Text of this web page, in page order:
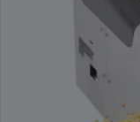
TROCKENSUBSTANZ
HEKTOLITERGEWICHT
TAUPUNKT
SCHÜTTDICHTE
GEWICHT / MASSE